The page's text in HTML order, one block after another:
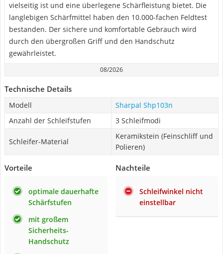
vielseitig ist und eine überlegene Schärfleistung bietet. Die
langlebigen Schärfmittel haben den 10.000-fachen Feldtest
bestanden. Der sichere und komfortable Gebrauch wird
durch den übergroßen Griff und den Handschutz
gewährleistet.
08/2026
Technische Details
Modell
Sharpal Shp103n
Anzahl der Schleifstufen
3 Schleifmodi
Schleifer-Material
Keramikstein (Feinschliff und
Polieren)
Vorteile
optimale dauerhafte
Schärfstufen
mit großem
Sicherheits-
Handschutz
Nachteile
Schleifwinkel nicht
einstellbar